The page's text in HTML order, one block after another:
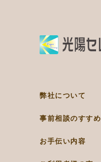
弊社について
事前相談のすすめ
お手伝い内容